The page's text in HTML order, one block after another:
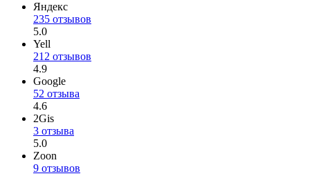
Яндекс
235 отзывов
5.0
Yell
212 отзывов
4.9
Google
52 отзыва
4.6
2Gis
3 отзыва
5.0
Zoon
9 отзывов